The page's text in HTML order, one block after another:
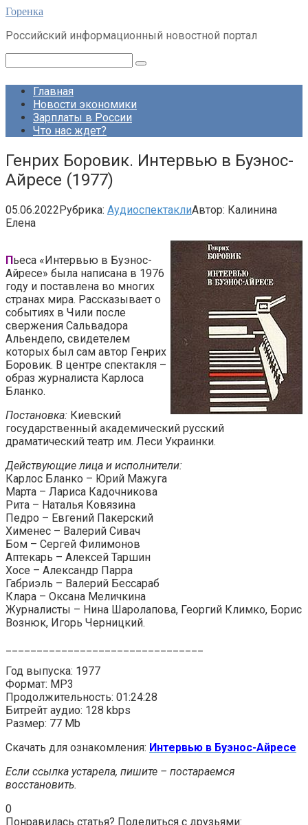
Перейти
контенту
Горенка
Российский информационный новостной портал
Главная
Новости экономики
Зарплаты в России
Что нас ждет?
Генрих Боровик. Интервью в Буэнос-
Айресе (1977)
05.06.2022Рубрика: АудиоспектаклиАвтор: Калинина
Елена
Пьеса «Интервью в Буэнос-
Айресе» была написана в 1976
году и поставлена во многих
странах мира. Рассказывает о
событиях в Чили после
свержения Сальвадора
Альендепо, свидетелем
которых был сам автор Генрих
Боровик. В центре спектакля –
образ журналиста Карлоса
Бланко.
Постановка: Киевский
государственный академический русский
драматический театр им. Леси Украинки.
Действующие лица и исполнители:
Карлос Бланко – Юрий Мажуга
Марта – Лариса Кадочникова
Рита – Наталья Ковязина
Педро – Евгений Пакерский
Хименес – Валерий Сивач
Бом – Сергей Филимонов
Аптекарь – Алексей Таршин
Хосе – Александр Парра
Габриэль – Валерий Бессараб
Клара – Оксана Меличкина
Журналисты – Нина Шаролапова, Георгий Климко, Борис
Вознюк, Игорь Черницкий.
Год выпуска: 1977
Формат: MP3
Продолжительность: 01:24:28
Битрейт аудио: 128 kbps
Размер: 77 Mb
Скачать для ознакомления: Интервью в Буэнос-Айресе
Если ссылка устарела, пишите – постараемся
восстановить.
0
Понравилась статья? Поделиться с друзьями: